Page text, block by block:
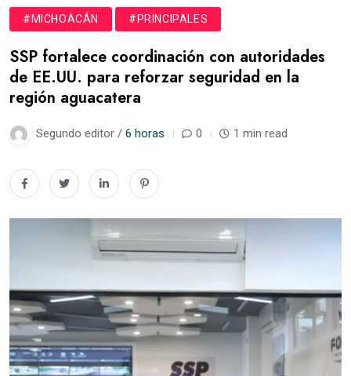
#MICHOACÁN #PRINCIPALES
SSP fortalece coordinación con autoridades
de EE.UU. para reforzar seguridad en la
región aguacatera
Segundo editor / 6 horas 0 1 min read